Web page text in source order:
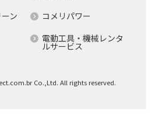
ン
コメリパワー
電動工具・機械レンタ
ルサービス
Co.,Ltd. All rights reserved.